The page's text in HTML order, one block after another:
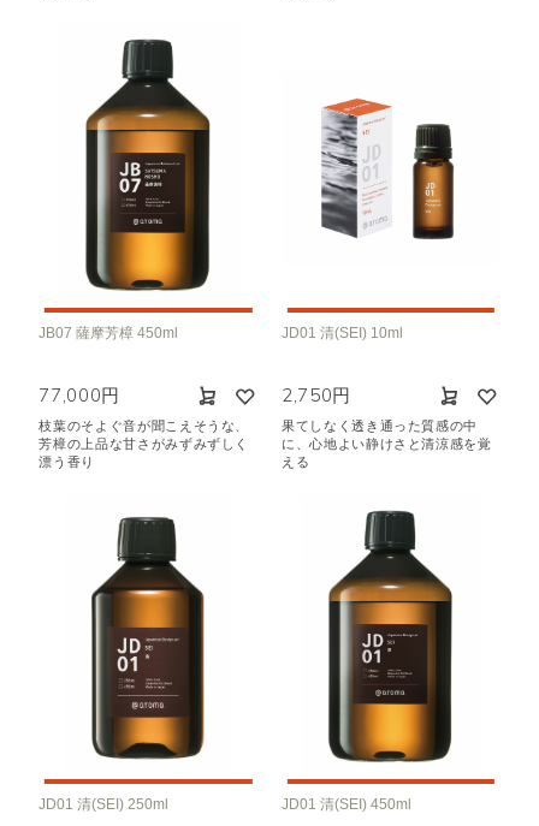
JB07 薩摩芳樟 450ml
77,000円
枝葉のそよぐ音が聞こえそうな、
芳樟の上品な甘さがみずみずしく
漂う香り
JD01 清(SEI) 10ml
2,750円
果てしなく透き通った質感の中
に、心地よい静けさと清涼感を覚
える
JD01 清(SEI) 250ml JD01 清(SEI) 450ml